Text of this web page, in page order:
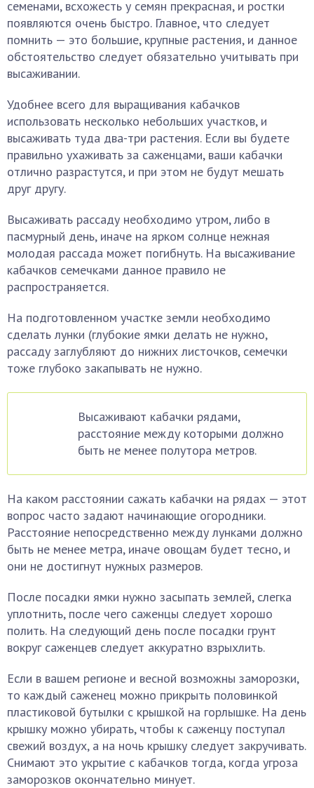
семенами, всхожесть у семян прекрасная, и ростки
появляются очень быстро. Главное, что следует
помнить — это большие, крупные растения, и данное
обстоятельство следует обязательно учитывать при
высаживании.
Удобнее всего для выращивания кабачков
использовать несколько небольших участков, и
высаживать туда два-три растения. Если вы будете
правильно ухаживать за саженцами, ваши кабачки
отлично разрастутся, и при этом не будут мешать
друг другу.
Высаживать рассаду необходимо утром, либо в
пасмурный день, иначе на ярком солнце нежная
молодая рассада может погибнуть. На высаживание
кабачков семечками данное правило не
распространяется.
На подготовленном участке земли необходимо
сделать лунки (глубокие ямки делать не нужно,
рассаду заглубляют до нижних листочков, семечки
тоже глубоко закапывать не нужно.
Высаживают кабачки рядами,
расстояние между которыми должно
быть не менее полутора метров.
На каком расстоянии сажать кабачки на рядах — этот
вопрос часто задают начинающие огородники.
Расстояние непосредственно между лунками должно
быть не менее метра, иначе овощам будет тесно, и
они не достигнут нужных размеров.
После посадки ямки нужно засыпать землей, слегка
уплотнить, после чего саженцы следует хорошо
полить. На следующий день после посадки грунт
вокруг саженцев следует аккуратно взрыхлить.
Если в вашем регионе и весной возможны заморозки,
то каждый саженец можно прикрыть половинкой
пластиковой бутылки с крышкой на горлышке. На день
крышку можно убирать, чтобы к саженцу поступал
свежий воздух, а на ночь крышку следует закручивать.
Снимают это укрытие с кабачков тогда, когда угроза
заморозков окончательно минует.